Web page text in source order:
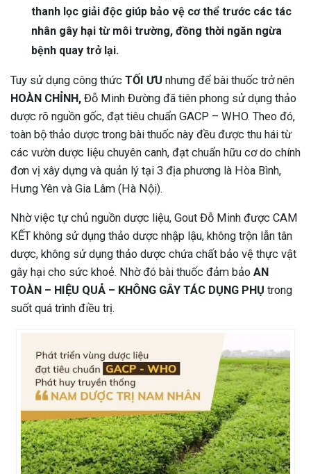
thanh lọc giải độc giúp bảo vệ cơ thể trước các tác
nhân gây hại từ môi trường, đồng thời ngăn ngừa
bệnh quay trở lại.
Tuy sử dụng công thức TỐI ƯU nhưng để bài thuốc trở nên
HOÀN CHỈNH, Đỗ Minh Đường đã tiên phong sử dụng thảo
dược rõ nguồn gốc, đạt tiêu chuẩn GACP – WHO. Theo đó,
toàn bộ thảo dược trong bài thuốc này đều được thu hái từ
các vườn dược liệu chuyên canh, đạt chuẩn hữu cơ do chính
đơn vị xây dựng và quản lý tại 3 địa phương là Hòa Bình,
Hưng Yên và Gia Lâm (Hà Nội).
Nhờ việc tự chủ nguồn dược liệu, Gout Đỗ Minh được CAM
KẾT không sử dụng thảo dược nhập lậu, không trộn lẫn tân
dược, không sử dụng thảo dược chứa chất bảo vệ thực vật
gây hại cho sức khoẻ. Nhờ đó bài thuốc đảm bảo AN
TOÀN – HIỆU QUẢ – KHÔNG GÂY TÁC DỤNG PHỤ trong
suốt quá trình điều trị.